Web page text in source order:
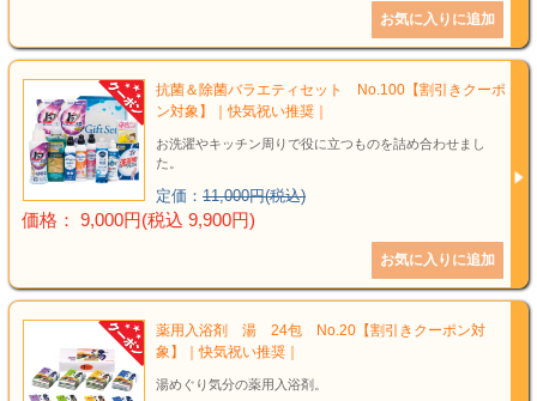
抗菌＆除菌バラエティセット No.100【割引きクーポ
ン対象】｜快気祝い推奨｜
お洗濯やキッチン周りで役に立つものを詰め合わせまし
た。
定価： 11,000円(税込)
価格： 9,000円(税込 9,900円)
薬用入浴剤 湯 24包 No.20【割引きクーポン対
象】｜快気祝い推奨｜
湯めぐり気分の薬用入浴剤。